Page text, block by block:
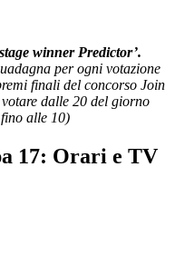
winner Predictor’.
per ogni votazione
finali del concorso Join
dalle 20 del giorno
alle 10)
17: Orari e TV